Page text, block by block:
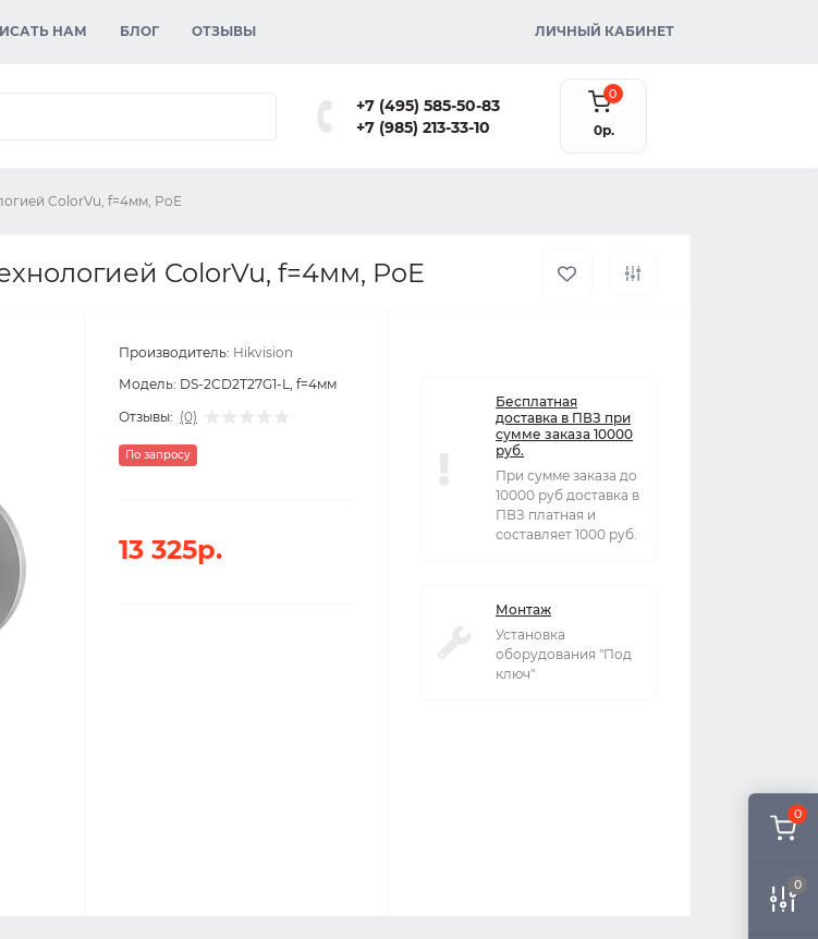
0
0
НАМ БЛОГ ОТЗЫВЫ ЛИЧНЫЙ КАБИНЕТ
+7 (495) 585-50-83
+7 (985) 213-33-10
0
0р.
ColorVu, f=4мм, PoE
ColorVu, f=4мм, PoE
Производитель: Hikvision
Модель: DS-2CD2T27G1-L, f=4мм
Отзывы: (0)
По запросу
13 325р.
Бесплатная
доставка в ПВЗ при
сумме заказа 10000
руб.
При сумме заказа до
10000 руб доставка в
ПВЗ платная и
составляет 1000 руб.
Монтаж
Установка
оборудования "Под
ключ"